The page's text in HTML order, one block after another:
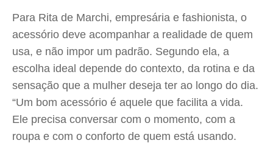
Para Rita de Marchi, empresária e fashionista, o
acessório deve acompanhar a realidade de quem
usa, e não impor um padrão. Segundo ela, a
escolha ideal depende do contexto, da rotina e da
sensação que a mulher deseja ter ao longo do dia.
“Um bom acessório é aquele que facilita a vida.
Ele precisa conversar com o momento, com a
roupa e com o conforto de quem está usando.